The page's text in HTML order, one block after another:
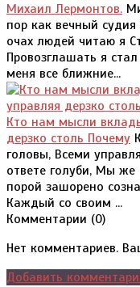
Михаил Лермонтов.
пор как вечный
очах людей читаю я
Провозглашать я
меня все ближние...
Кто нам мысли
дерзко столь Почему
головы, Всеми
ответе голуби, Мы же
порой зашорено
Каждый со своим ...
Комментарии (0)
Нет комментариев.
Добавить